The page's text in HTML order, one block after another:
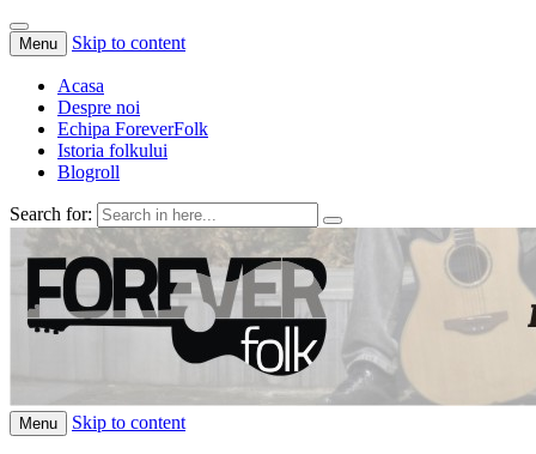
Menu Skip to content
Acasa
Despre noi
Echipa ForeverFolk
Istoria folkului
Blogroll
Search for:
ForeverFolk
Muzica sufletului tau
Menu Skip to content